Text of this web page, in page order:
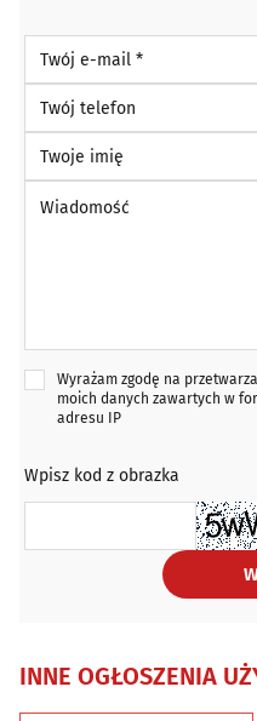
Twój e-mail *
Twój telefon
Twoje imię
Wyrażam zgodę na
moich danych zawartych w
adresu IP
Wpisz kod z obrazka
INNE OGŁOSZENIA